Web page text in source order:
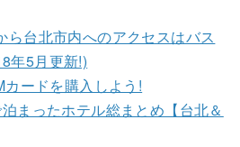
ら台北市内へのアクセスはバス
年5月更新!)
ードを購入しよう!
まったホテル総まとめ【台北＆